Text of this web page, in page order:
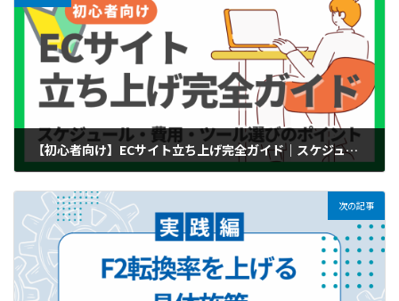
【初心者向け】ECサイト立ち上げ完全ガイド｜スケジュール・費用・ツール選びのポイント
次の記事